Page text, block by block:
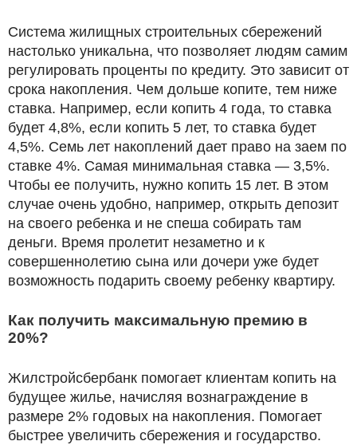
Система жилищных строительных сбережений
настолько уникальна, что позволяет людям самим
регулировать проценты по кредиту. Это зависит от
срока накопления. Чем дольше копите, тем ниже
ставка. Например, если копить 4 года, то ставка
будет 4,8%, если копить 5 лет, то ставка будет
4,5%. Семь лет накоплений дает право на заем по
ставке 4%. Самая минимальная ставка — 3,5%.
Чтобы ее получить, нужно копить 15 лет. В этом
случае очень удобно, например, открыть депозит
на своего ребенка и не спеша собирать там
деньги. Время пролетит незаметно и к
совершеннолетию сына или дочери уже будет
возможность подарить своему ребенку квартиру.
Как получить максимальную премию в
20%?
Жилстройсбербанк помогает клиентам копить на
будущее жилье, начисляя вознаграждение в
размере 2% годовых на накопления. Помогает
быстрее увеличить сбережения и государство.